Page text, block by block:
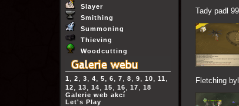
Slayer
Smithing
Summoning
Thieving
Woodcutting
1 , 2, 3, 4, 5, 6, 7, 8, 9, 10, 11 ,
12, 13, 14, 15, 16, 17, 18
Galerie web akcí
Let's Play
Tady padl
Fletching